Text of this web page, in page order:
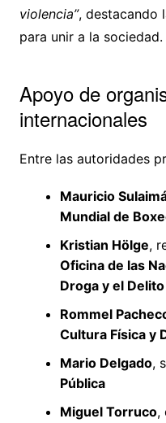
violencia”, destacando
para unir a la sociedad.
Apoyo de
internacionales
Entre las autoridades
Mauricio
Mundial de
Kristian Hölge,
Oficina de las
Droga y el Delito
Rommel
Cultura Física y
Mario Delgado,
Pública
Miguel Torruco,